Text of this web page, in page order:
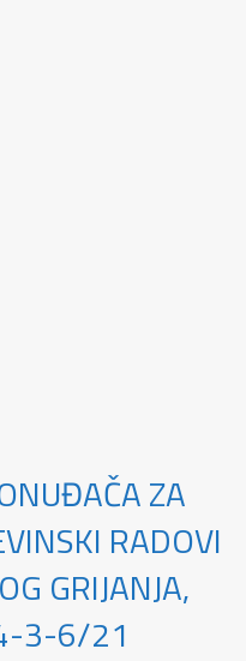
ZA
RADOVI
GRIJANJA,
3-6/21